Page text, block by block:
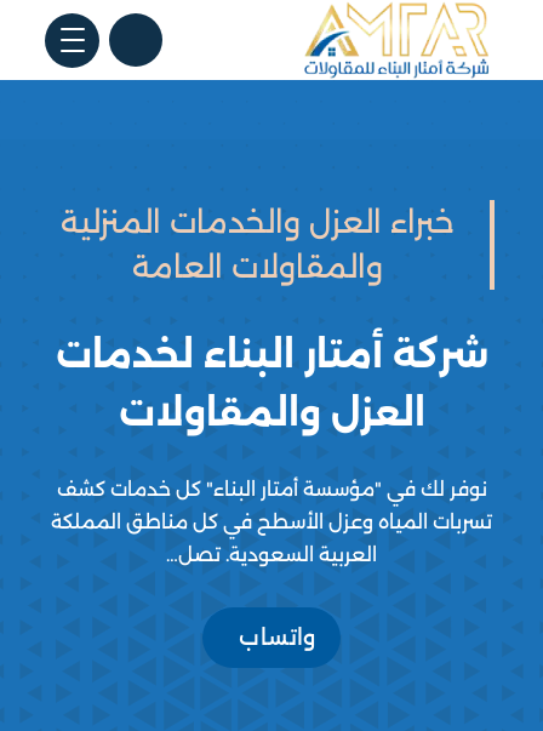
خبراء العزل والخدمات المنزلية
والمقاولات العامة
شركة أمتار البناء لخدمات
العزل والمقاولات
نوفر لك في "مؤسسة أمتار البناء" كل خدمات كشف
تسربات المياه وعزل الأسطح في كل مناطق المملكة
العربية السعودية. تصل…
واتساب